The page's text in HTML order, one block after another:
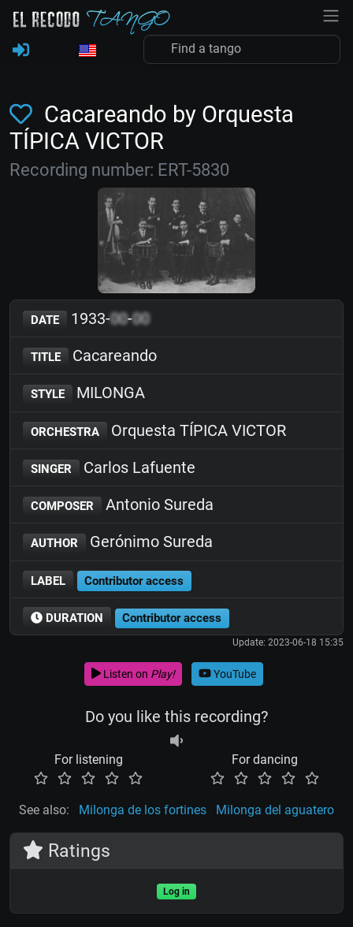
Cacareando by Orquesta
TÍPICA VICTOR
Recording number: ERT-5830
DATE 1933-00-00
TITLE Cacareando
STYLE MILONGA
ORCHESTRA Orquesta TÍPICA VICTOR
SINGER Carlos Lafuente
COMPOSER Antonio Sureda
AUTHOR Gerónimo Sureda
LABEL Contributor access
DURATION Contributor access
Update: 2023-06-18 15:35
Listen on Play! YouTube
Do you like this recording?
For listening For dancing
See also: Milonga de los fortines Milonga del aguatero
Ratings
Log in